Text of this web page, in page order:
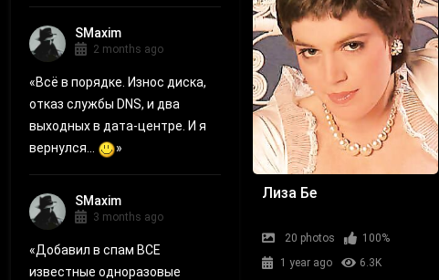
«Всё в порядке. Износ диска,
отказ службы DNS, и два
выходных в дата-центре. И я
вернулся...
»
SMaxim
2 months ago
«Добавил в спам ВСЕ
известные одноразовые
SMaxim
3 months ago
Лиза Бе
20 photos
100%
1 year ago
6.3K